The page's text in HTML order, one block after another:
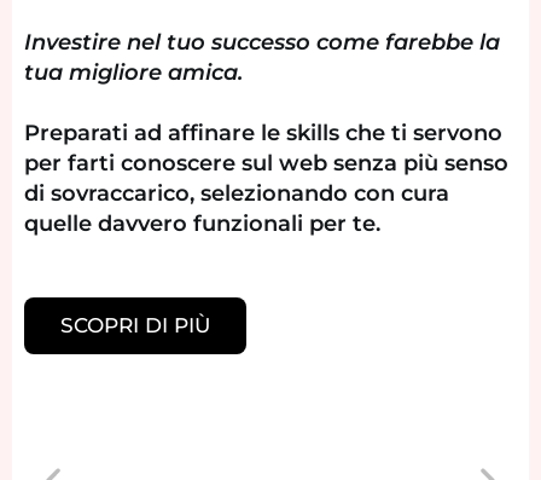
Investire nel tuo successo come farebbe la
tua migliore amica.
Preparati ad affinare le skills che ti servono
per farti conoscere sul web senza più senso
di sovraccarico, selezionando con cura
quelle davvero funzionali per te.
SCOPRI DI PIÙ